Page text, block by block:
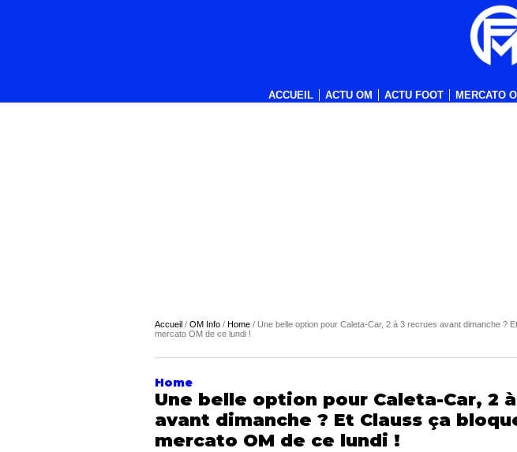
ACCUEIL ACTU OM ACTU FOOT MERCATO
Accueil / OM Info / Home / Une belle option pour Caleta-Car, 2 à 3 recrues avant dimanche ?
mercato OM de ce lundi !
Home
Une belle option pour Caleta-Car, 2
avant dimanche ? Et Clauss ça
mercato OM de ce lundi !